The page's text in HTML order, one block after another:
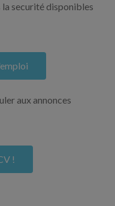
la securité disponibles
aux annonces
!